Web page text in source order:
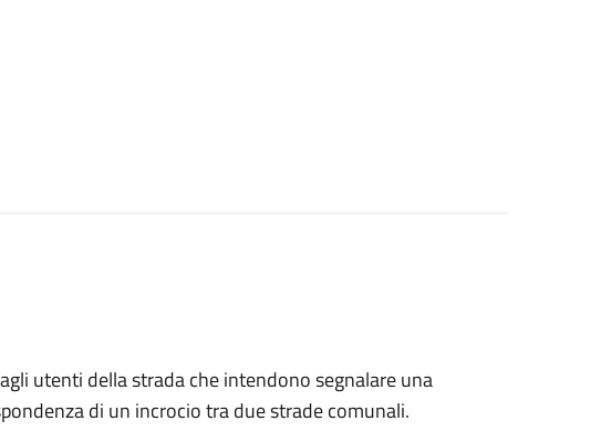
utenti della strada che intendono segnalare una
di un incrocio tra due strade comunali.